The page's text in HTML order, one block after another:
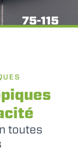
75-115
toutes